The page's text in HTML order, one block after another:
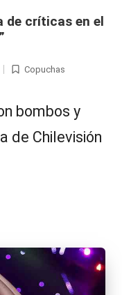
de críticas en el
Publicada
Copuchas
bombos y
de Chilevisión